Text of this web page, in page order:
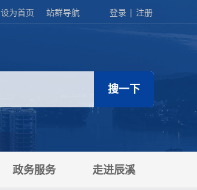
设为首页 站群导航 登录 | 注册
政务服务 走进辰溪